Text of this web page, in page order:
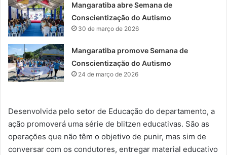
Mangaratiba abre Semana de
Conscientização do Autismo
30 de março de 2026
Mangaratiba promove Semana de
Conscientização do Autismo
24 de março de 2026
Desenvolvida pelo setor de Educação do departamento, a
ação promoverá uma série de blitzen educativas. São as
operações que não têm o objetivo de punir, mas sim de
conversar com os condutores, entregar material educativo